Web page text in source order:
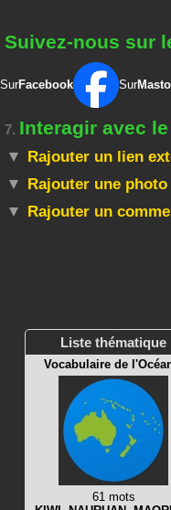
Suivez-nous sur
SurFacebook Sur
7. Interagir avec le
Rajouter un lien
Rajouter une
Rajouter un
Liste thématique
Vocabulaire de
61 mots